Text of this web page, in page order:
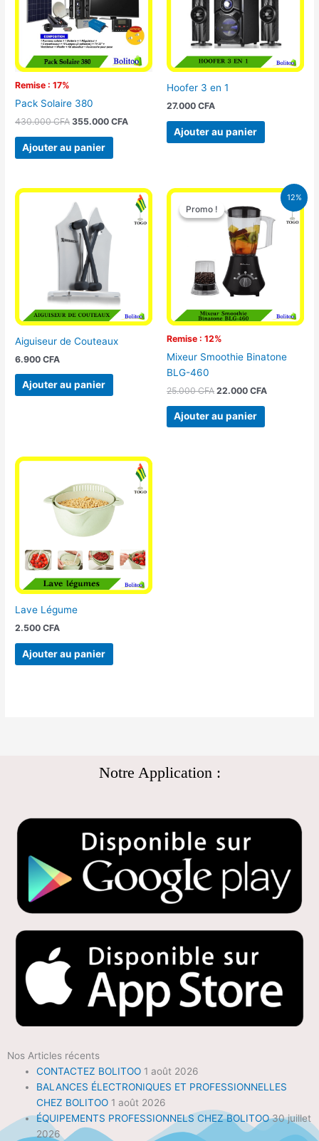
Remise : 17%
Pack Solaire 380
430.000CFA 355.000CFA
Ajouter au panier
Hoofer 3 en 1
27.000 CFA
Ajouter au panier
Aiguiseur de Couteaux
6.900CFA
Ajouter au panier
12%
Promo !
Remise : 12%
Promo !
Mixeur Smoothie Binatone
BLG-460
25.000CFA
Le
prix
initial
était :
25.000 CFA.
22.000 CFA
Le
prix
actuel
est :
Ajouter au panier
Lave Légume
2.500CFA
Ajouter au panier
Notre Application :
Nos Articles récents
CONTACTEZ BOLITOO 1 août 2026
BALANCES ÉLECTRONIQUES ET PROFESSIONNELLES
CHEZ BOLITOO 1 août 2026
ÉQUIPEMENTS PROFESSIONNELS CHEZ BOLITOO 30 juillet
2026